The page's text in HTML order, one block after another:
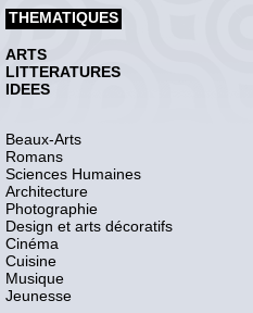
THEMATIQUES
ARTS
LITTERATURES
IDEES
Beaux-Arts
Romans
Sciences Humaines
Architecture
Photographie
Design et arts décoratifs
Cinéma
Cuisine
Musique
Jeunesse